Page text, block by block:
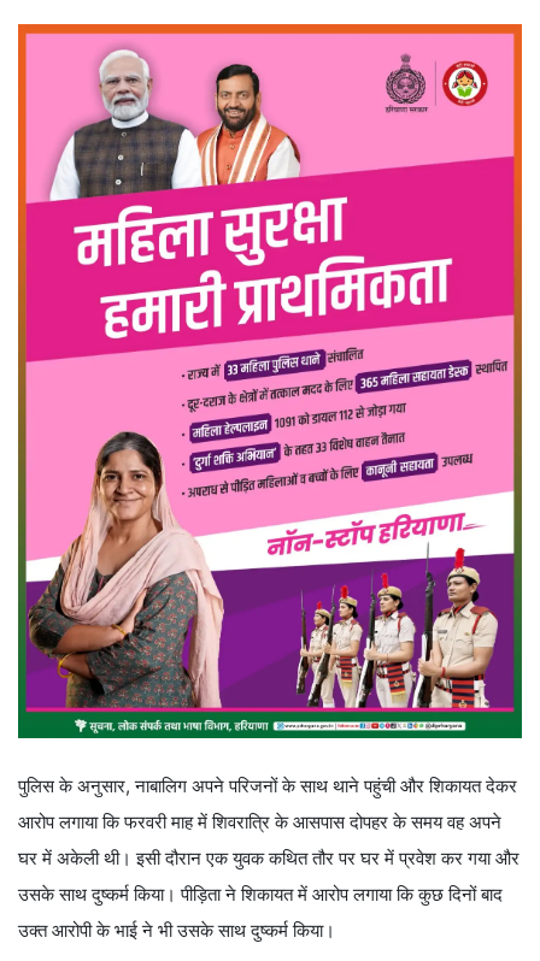
पुलिस के अनुसार, नाबालिग अपने परिजनों के साथ थाने पहुंची और शिकायत देकर
आरोप लगाया कि फरवरी माह में शिवरात्रि के आसपास दोपहर के समय वह अपने
घर में अकेली थी। इसी दौरान एक युवक कथित तौर पर घर में प्रवेश कर गया और
उसके साथ दुष्कर्म किया। पीड़िता ने शिकायत में आरोप लगाया कि कुछ दिनों बाद
उक्त आरोपी के भाई ने भी उसके साथ दुष्कर्म किया।